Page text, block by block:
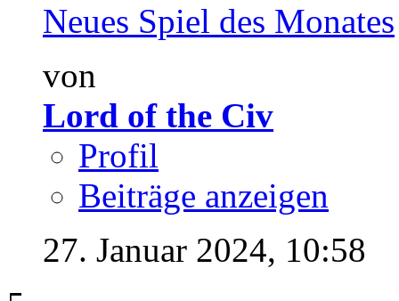
Neues Spiel des Monates
von
Lord of the Civ
Profil
Beiträge anzeigen
27. Januar 2024, 10:58